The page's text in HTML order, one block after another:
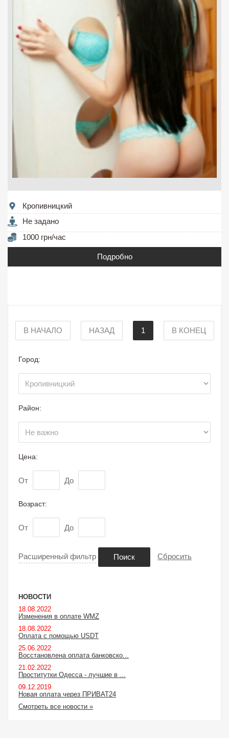
Кропивницкий
Не задано
1000 грн/час
Подробно
В НАЧАЛО НАЗАД 1 В КОНЕЦ
Город:
Район:
Цена:
От До
Возраст:
От До
Расширенный фильтр Поиск Сбросить
НОВОСТИ
18.08.2022
Изменения в оплате WMZ
18.08.2022
Оплата с помощью USDT
25.06.2022
Восстановлена оплата банковско...
21.02.2022
Проститутки Одесса - лучшие в ...
09.12.2019
Новая оплата через ПРИВАТ24
Смотреть все новости »